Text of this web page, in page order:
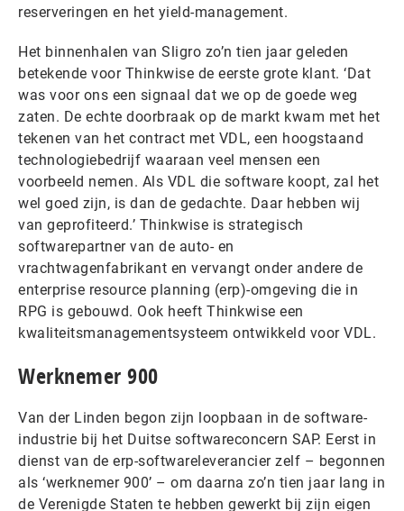
reserveringen en het yield-management.
Het binnenhalen van Sligro zo’n tien jaar geleden
betekende voor Thinkwise de eerste grote klant. ‘Dat
was voor ons een signaal dat we op de goede weg
zaten. De echte doorbraak op de markt kwam met het
tekenen van het contract met VDL, een hoogstaand
technologiebedrijf waaraan veel mensen een
voorbeeld nemen. Als VDL die software koopt, zal het
wel goed zijn, is dan de gedachte. Daar hebben wij
van geprofiteerd.’ Thinkwise is strategisch
softwarepartner van de auto- en
vrachtwagenfabrikant en vervangt onder andere de
enterprise resource planning (erp)-omgeving die in
RPG is gebouwd. Ook heeft Thinkwise een
kwaliteitsmanagementsysteem ontwikkeld voor VDL.
Werknemer 900
Van der Linden begon zijn loopbaan in de software-
industrie bij het Duitse softwareconcern SAP. Eerst in
dienst van de erp-softwareleverancier zelf – begonnen
als ‘werknemer 900’ – om daarna zo’n tien jaar lang in
de Verenigde Staten te hebben gewerkt bij zijn eigen